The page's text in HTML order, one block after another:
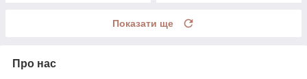
Показати ще
Про нас